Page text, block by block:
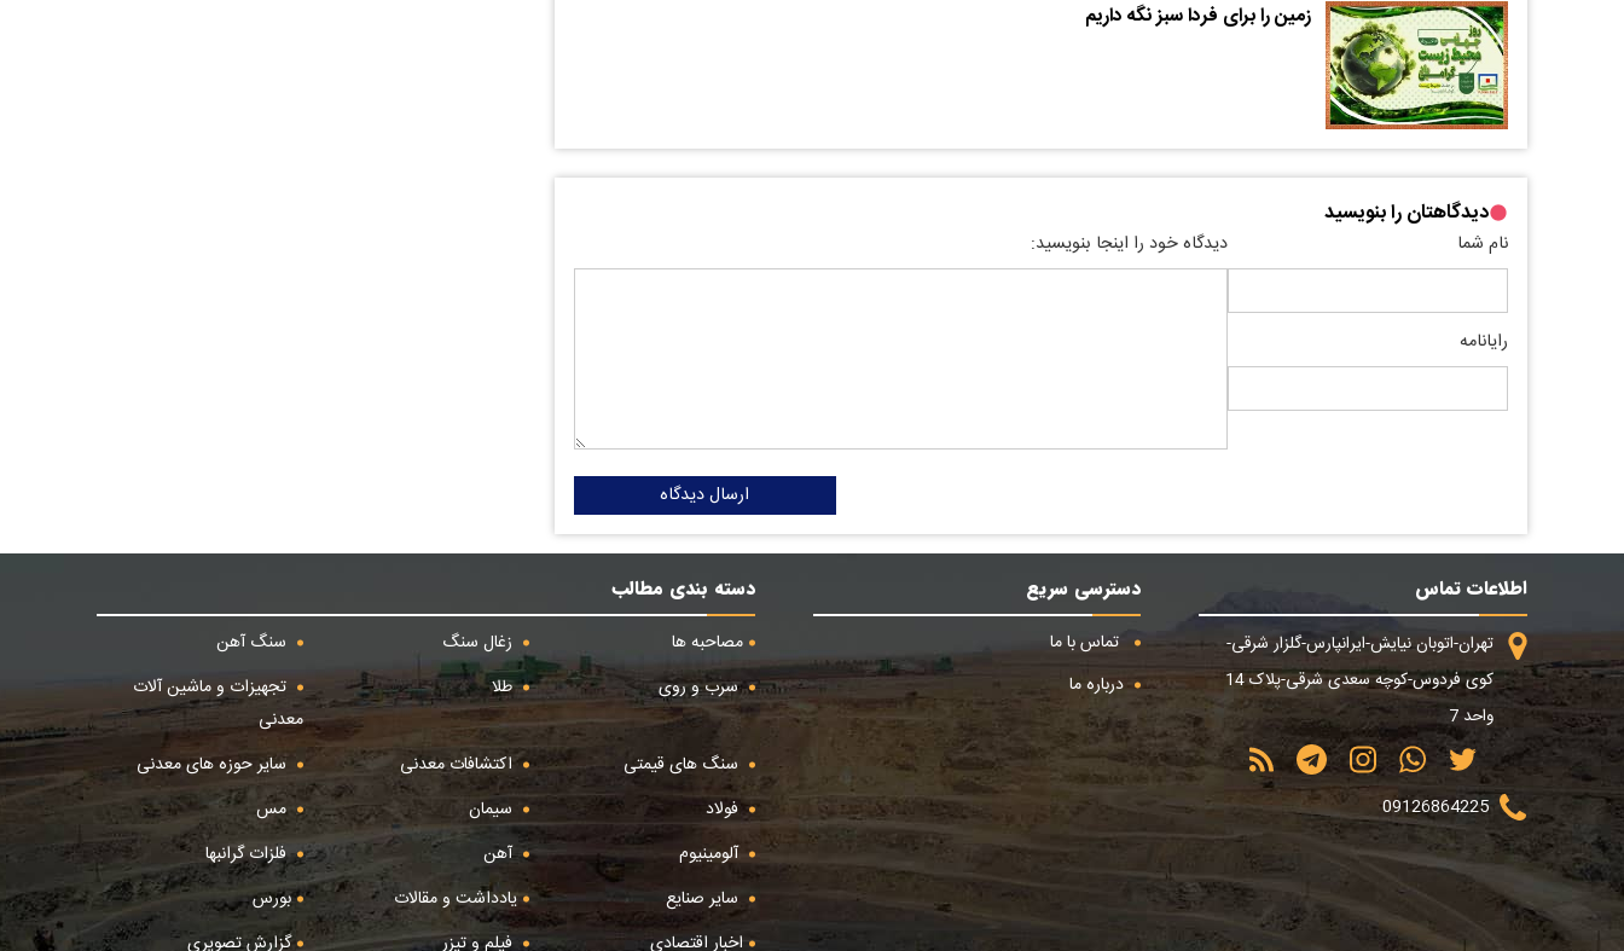
زمین را برای فردا سبز نگه داریم
دیدگاهتان را بنویسید
نام شما
رایانامه
دیدگاه خود را اینجا بنویسید:
ارسال دیدگاه
اطلاعات تماس
تهران-اتوبان نیایش-ایرانپارس-گلزار شرقی-
کوی فردوس-کوچه سعدی شرقی-پلاک 14
واحد 7
09126864225
دسترسی سریع
تماس با ما
درباره ما
دسته بندی مطالب
مصاحبه ها
زغال سنگ
سنگ آهن
سرب و روی
طلا
تجهیزات و ماشین آلات
معدنی
سنگ های قیمتی
اکتشافات معدنی
سایر حوزه های معدنی
فولاد
سیمان
مس
آلومینیوم
آهن
فلزات گرانبها
سایر صنایع
یادداشت و مقالات
بورس
اخبار اقتصادی
فیلم و تیزر گزارش تصویری